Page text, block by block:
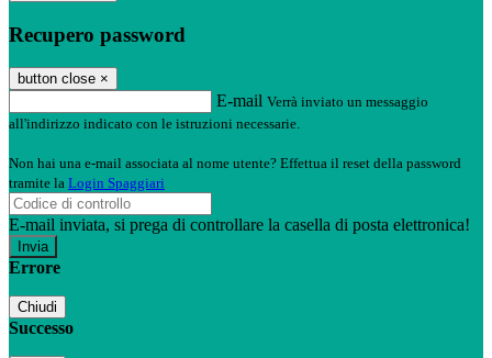
Recupero password
button close ×
E-mail Verrà inviato un messaggio
all'indirizzo indicato con le istruzioni necessarie.
Non hai una e-mail associata al nome utente? Effettua il reset della password
tramite la Login Spaggiari
E-mail inviata, si prega di controllare la casella di posta elettronica!
Errore
Chiudi
Successo